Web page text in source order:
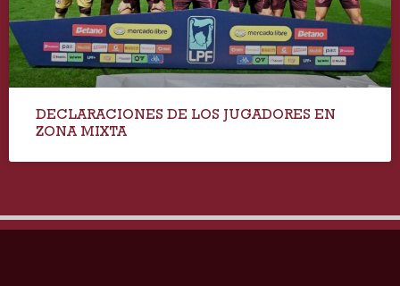
DECLARACIONES DE LOS JUGADORES EN
ZONA MIXTA